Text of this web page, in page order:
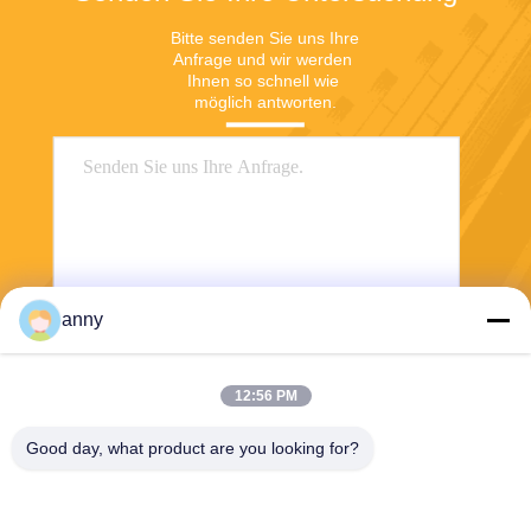
Bitte senden Sie uns Ihre
Anfrage und wir werden
Ihnen so schnell wie
möglich antworten.
anny
12:56 PM
Good day, what product are you looking for?